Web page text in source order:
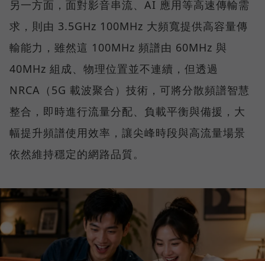
另一方面，面對影音串流、AI 應用等高速傳輸需
求，則由 3.5GHz 100MHz 大頻寬提供高容量傳
輸能力，雖然這 100MHz 頻譜由 60MHz 與
40MHz 組成、物理位置並不連續，但透過
NRCA（5G 載波聚合）技術，可將分散頻譜智慧
整合，即時進行流量分配、負載平衡與備援，大
幅提升頻譜使用效率，讓尖峰時段與高流量場景
依然維持穩定的網路品質。